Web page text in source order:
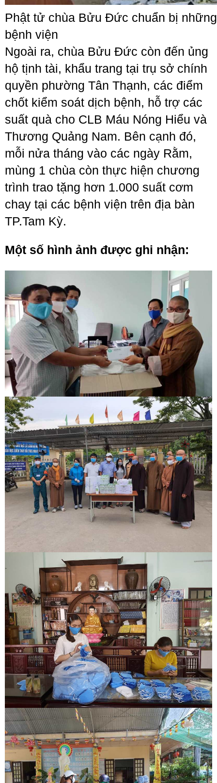
Phật tử chùa Bửu Đức chuẩn bị
bệnh viện
Ngoài ra, chùa Bửu Đức còn đến ủng
hộ tịnh tài, khẩu trang tại trụ sở chính
quyền phường Tân Thạnh, các điểm
chốt kiểm soát dịch bệnh, hỗ trợ các
suất quà cho CLB Máu Nóng Hiểu và
Thương Quảng Nam. Bên cạnh đó,
mỗi nửa tháng vào các ngày Rằm,
mùng 1 chùa còn thực hiện chương
trình trao tặng hơn 1.000 suất cơm
chay tại các bệnh viện trên địa bàn
TP.Tam Kỳ.
Một số hình ảnh được ghi nhận: